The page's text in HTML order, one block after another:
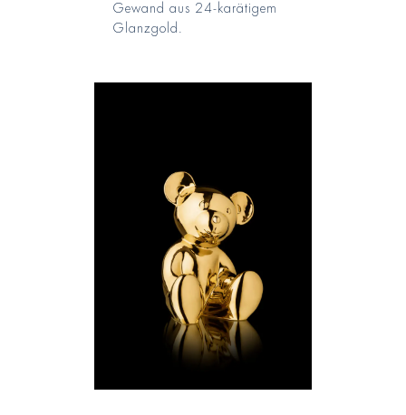
Gewand aus 24-karätigem
Glanzgold.